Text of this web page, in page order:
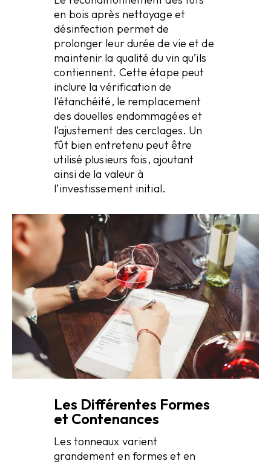
en bois après nettoyage et
désinfection permet de
prolonger leur durée de vie et de
maintenir la qualité du vin qu’ils
contiennent. Cette étape peut
inclure la vérification de
l’étanchéité, le remplacement
des douelles endommagées et
l’ajustement des cerclages. Un
fût bien entretenu peut être
utilisé plusieurs fois, ajoutant
ainsi de la valeur à
l’investissement initial.
Les Différentes Formes
et Contenances
Les tonneaux varient
grandement en formes et en